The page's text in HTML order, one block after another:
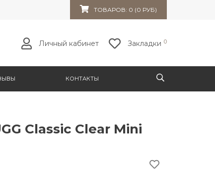
ТОВАРОВ: 0 (0 РУБ)
Личный кабинет Закладки 0
КОНТАКТЫ
Classic Clear Mini